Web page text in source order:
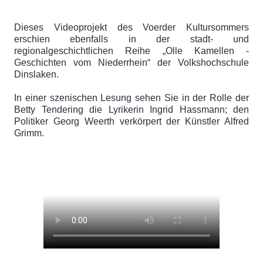
Dieses Videoprojekt des Voerder Kultursommers
erschien ebenfalls in der stadt- und
regionalgeschichtlichen Reihe „Olle Kamellen -
Geschichten vom Niederrhein“ der Volkshochschule
Dinslaken.
In einer szenischen Lesung sehen Sie in der Rolle der
Betty Tendering die Lyrikerin Ingrid Hassmann; den
Politiker Georg Weerth verkörpert der Künstler Alfred
Grimm.